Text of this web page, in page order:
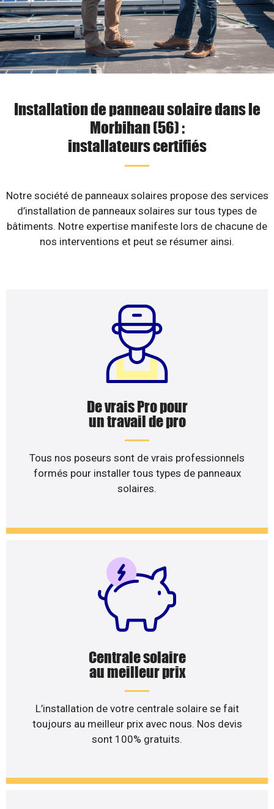
Installation de panneau solaire dans le
Morbihan (56) :
installateurs certifiés
Notre société de panneaux solaires propose des services
d’installation de panneaux solaires sur tous types de
bâtiments. Notre expertise manifeste lors de chacune de
nos interventions et peut se résumer ainsi.
De vrais Pro pour
un travail de pro
Tous nos poseurs sont de vrais professionnels
formés pour installer tous types de panneaux
solaires.
Centrale solaire
au meilleur prix
L’installation de votre centrale solaire se fait
toujours au meilleur prix avec nous. Nos devis
sont 100% gratuits.